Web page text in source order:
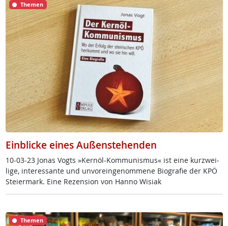
Themen
Einblicke eines Außenstehenden
10-03-23 Jo­nas Vogts »Kern­öl-Kom­mu­nis­mus« ist ei­ne kur­z­wei­
li­ge, in­ter­es­san­te und un­vor­ein­ge­nom­me­ne Bio­gra­fie der KPÖ
Stei­er­mark. Ei­ne Re­zen­si­on von Han­no Wi­siak
Themen